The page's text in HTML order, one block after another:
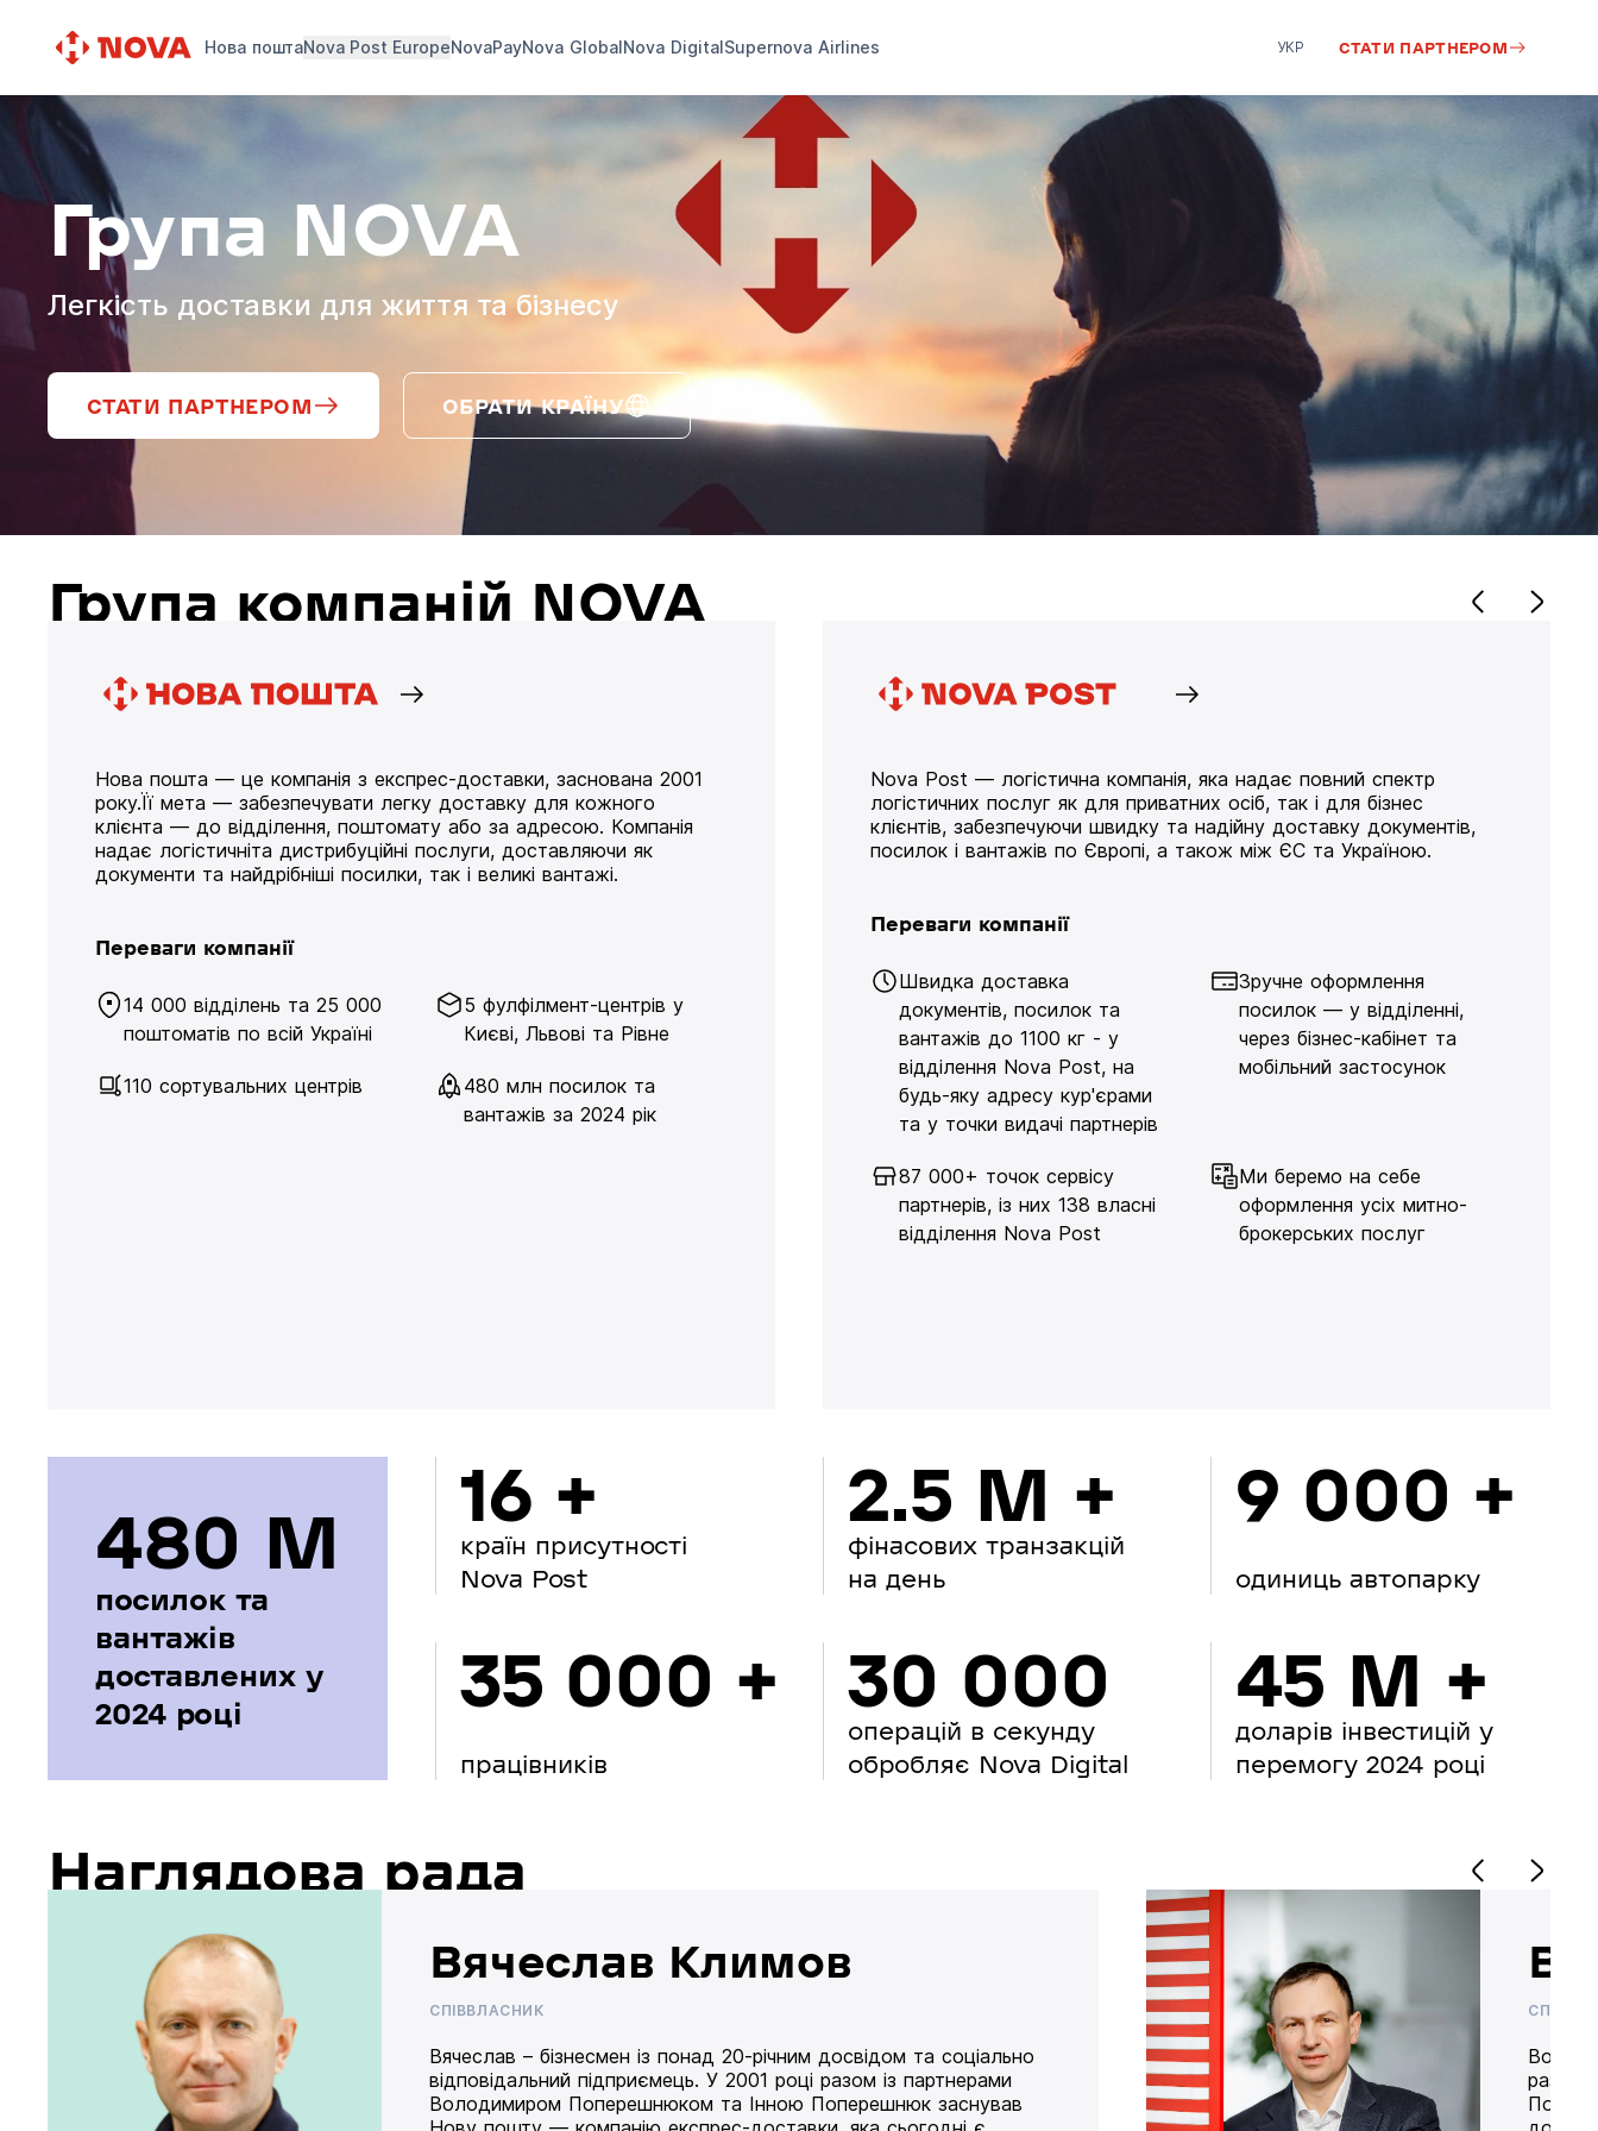
Нова поштаNova Post EuropeNovaPayNova GlobalNova DigitalSupernova Airlines УКР СТАТИ ПАРТНЕРОМ
Група NOVA
Легкість доставки для життя та бізнесу
СТАТИ ПАРТНЕРОМ ОБРАТИ КРАЇНУ
Група компаній NOVA
Нова пошта — це компанія з експрес-доставки, заснована 2001
року.Її мета — забезпечувати легку доставку для кожного
клієнта — до відділення, поштомату або за адресою. Компанія
надає логістичніта дистрибуційні послуги, доставляючи як
документи та найдрібніші посилки, так і великі вантажі.
Переваги компанії
14 000 відділень та 25 000
поштоматів по всій Україні
5 фулфілмент-центрів у
Києві, Львові та Рівне
110 сортувальних центрів
480 млн посилок та
вантажів за 2024 рік
Nova Post — логістична компанія, яка надає повний спектр
логістичних послуг як для приватних осіб, так і для бізнес
клієнтів, забезпечуючи швидку та надійну доставку документів,
посилок і вантажів по Європі, а також між ЄС та Україною.
Переваги компанії
Швидка доставка
документів, посилок та
вантажів до 1100 кг - у
відділення Nova Post, на
будь-яку адресу кур'єрами
та у точки видачі партнерів
Зручне оформлення
посилок — у відділенні,
через бізнес-кабінет та
мобільний застосунок
87 000+ точок сервісу
партнерів, із них 138 власні
відділення Nova Post
Ми беремо на себе
оформлення усіх митно-
брокерських послуг
480 М
посилок та
вантажів
доставлених у
2024 році
16 +
країн присутності
Nova Post
35 000 +
працівників
2.5 M +
фінасових транзакцій
на день
30 000
операцій в секунду
обробляє Nova Digital
9 000 +
одиниць автопарку
45 M +
доларів інвестицій у
перемогу 2024 році
Наглядова рада
Вячеслав Климов
СПІВВЛАСНИК
Вячеслав – бізнесмен із понад 20-річним досвідом та соціально
відповідальний підприємець. У 2001 році разом із партнерами
Володимиром Поперешнюком та Інною Поперешнюк заснував
разом